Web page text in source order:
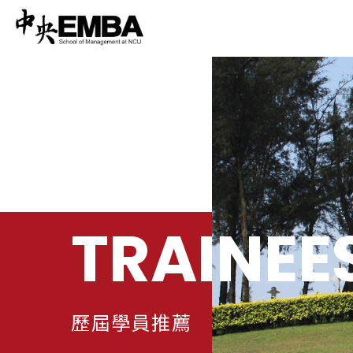
歷屆學員推薦